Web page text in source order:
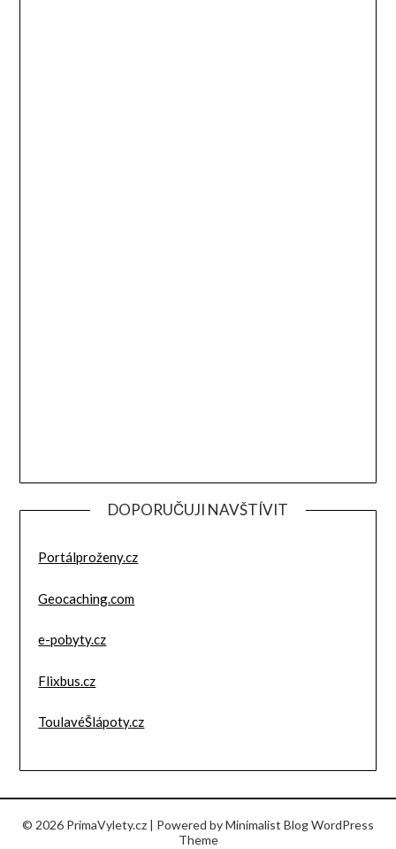
DOPORUČUJI NAVŠTÍVIT
Portálproženy.cz
Geocaching.com
e-pobyty.cz
Flixbus.cz
ToulavéŠlápoty.cz
© 2026 PrimaVylety.cz | Powered byMinimalist BlogWordPress
Theme